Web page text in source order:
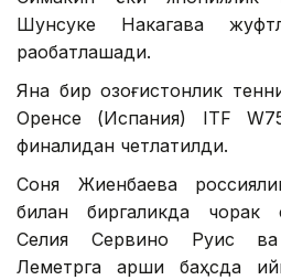
Шунсуке Накагава
рақобатлашади.
Яна бир қозоғистонлик
Оренсе (Испания) ITF
финалидан четлатилди.
Соня Жиенбаева
билан биргаликда чорак
Селия Сервино Руис
Леметрга қарши баҳсда